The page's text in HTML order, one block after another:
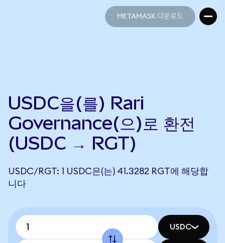
METAMASK 다운로드
USDC을(를) Rari
Governance(으)로 환전
(USDC → RGT)
USDC/RGT: 1 USDC은(는) 41.3282 RGT에 해당합
니다
USDC